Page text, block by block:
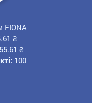
FIONA
₴
55.61 ₴
100